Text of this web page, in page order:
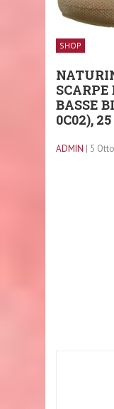
SHOP
BASSE
0C02),
ADMIN | 5